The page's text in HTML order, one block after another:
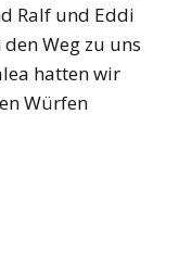
Ralf und Eddi
Weg zu uns
hatten wir
Würfen